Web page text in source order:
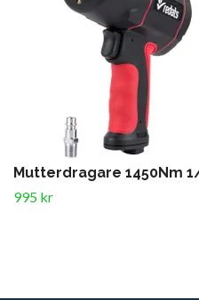
Mutterdragare 1450Nm 1/
995 kr